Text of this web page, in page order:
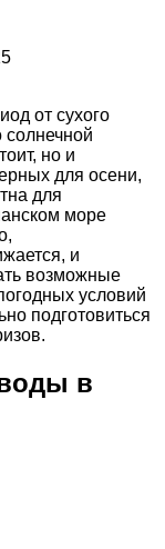
от сухого
солнечной
но и
для осени,
для
море
и
возможные
условий
подготовиться
в